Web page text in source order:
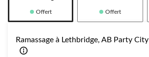
Offert Offert
Ramassage à Lethbridge, AB Party City